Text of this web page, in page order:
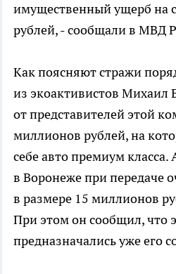
имущественный ущерб на
рублей, - сообщали в МВД
Как поясняют стражи
из экоактивистов Михаил
от представителей этой
миллионов рублей, на
себе авто премиум класса.
в Воронеже при передаче
в размере 15 миллионов
При этом он сообщил, что
предназначались уже его